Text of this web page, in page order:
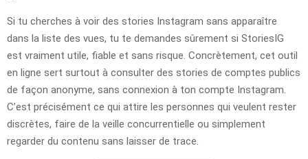
Si tu cherches à voir des stories Instagram sans apparaître
dans la liste des vues, tu te demandes sûrement si StoriesIG
est vraiment utile, fiable et sans risque. Concrètement, cet outil
en ligne sert surtout à consulter des stories de comptes publics
de façon anonyme, sans connexion à ton compte Instagram.
C’est précisément ce qui attire les personnes qui veulent rester
discrètes, faire de la veille concurrentielle ou simplement
regarder du contenu sans laisser de trace.